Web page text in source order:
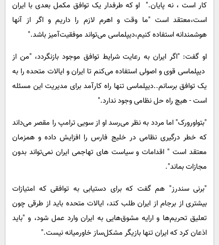
کار است ، نه پایان." او که طرفدار یک توافق مکمل بعدی با ایران
است،معتقد است "ما وقت و اهرم لازم را داریم و اگر از آنها
هوشمندانه استفاده کنیم،دیپلماسی می‌تواند موفقیت‌آمیز باشد."
او گفت: "اگر ایران به رعایت شرایط توافق موجود بازنگردد، "من از
دیپلماسی قوی و اصولی استفاده می‌کنم تا ایران و ایالات متحده را به
یک توافق برسانم..دیپلماسی تنها راه کارآمد برای مدیریت این مسئله
است - هیچ راه حل نظامی وجود ندارد."
"بتواورورک" اما مردد به نظر می‌رسد او از سویی ترامپ را مقصر می‌داند
که خطر درگیری نظامی در خلیج فارس را افزایش داده و همزمان
معتقد است " اقدامات و سیاست های تهاجمی ایران نمی‌تواند بدون
مجازات بماند".
"برنی سندرز" هم گفت كه برای دستیابی به توافقی که امتیازات
بیشتری از برجام از ایران طلب کند، ایالات متحده باید از طرقی چون
تعلیق تحریم‌ها و ارایه مشوق‌هایی به ایران وارد عمل شود، و "باید
اذعان كرد كه ایران تنها بازیگر مشكل‌ساز خاورمیانه نیست."